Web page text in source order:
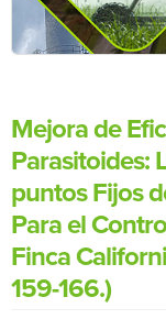
Mejora de
Parasitoides:
puntos Fijos
Para el
Finca
159-166.)